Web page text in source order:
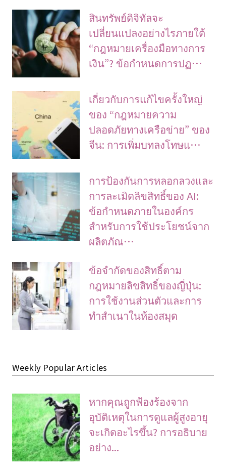
สินทรัพย์ดิจิทัลจะ
เปลี่ยนแปลงอย่างไรภายใต้
“กฎหมายเครื่องมือทางการ
เงิน”? ข้อกำหนดการปฏ…
เกี่ยวกับการแก้ไขครั้งใหญ่
ของ “กฎหมายความ
ปลอดภัยทางเครือข่าย” ของ
จีน: การเพิ่มบทลงโทษแ…
การป้องกันการหลอกลวงและ
การละเมิดลิขสิทธิ์ของ AI:
ข้อกำหนดภายในองค์กร
สำหรับการใช้ประโยชน์จาก
ผลิตภัณ…
ข้อจํากัดของสิทธิ์ตาม
กฎหมายลิขสิทธิ์ของญี่ปุ่น:
การใช้งานส่วนตัวและการ
ทําสําเนาในห้องสมุด
Weekly Popular Articles
หากคุณถูกฟ้องร้องจาก
อุบัติเหตุในการดูแลผู้สูงอายุ
จะเกิดอะไรขึ้น? การอธิบาย
อย่าง...